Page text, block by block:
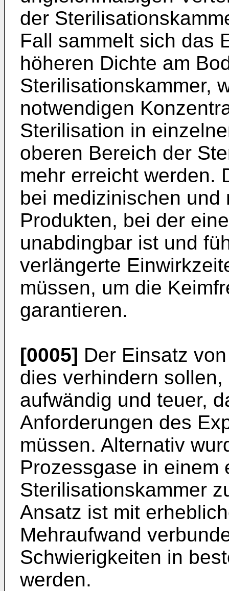
der
Fall sammelt sich das
höheren Dichte am
Sterilisationskammer,
notwendigen
Sterilisation in
oberen Bereich der
mehr erreicht werden.
bei medizinischen
Produkten, bei der
unabdingbar ist und
verlängerte
müssen, um die
garantieren.
[0005] Der Einsatz
dies verhindern
aufwändig und teuer,
Anforderungen des
müssen. Alternativ
Prozessgase in einem
Sterilisationskammer
Ansatz ist mit
Mehraufwand
Schwierigkeiten in
werden.